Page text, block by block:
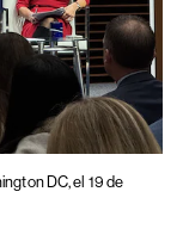
DC, el 19 de